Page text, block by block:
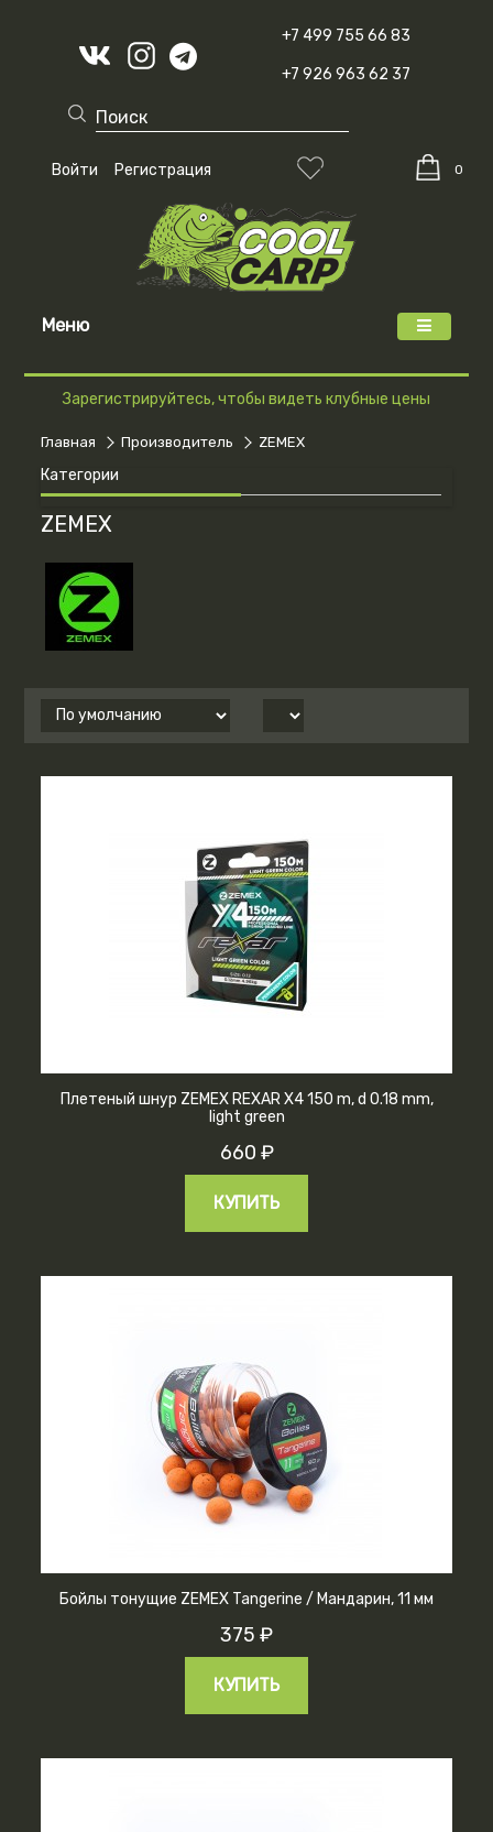
+7 499 755 66 83
+7 926 963 62 37
Войти Регистрация 0
Меню
Зарегистрируйтесь, чтобы видеть клубные цены
Главная Производитель ZEMEX
Категории
ZEMEX
Плетеный шнур ZEMEX REXAR X4 150 m, d 0.18 mm,
light green
660 ₽
КУПИТЬ
Бойлы тонущие ZEMEX Tangerine / Мандарин, 11 мм
375 ₽
КУПИТЬ